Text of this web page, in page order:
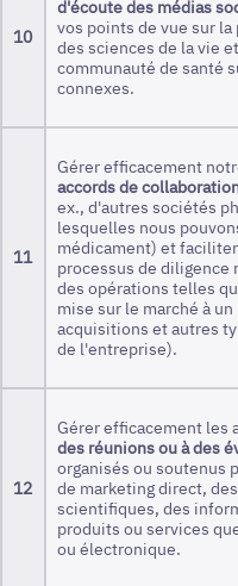
10
d'écoute des médias
vos points de vue sur
des sciences de la vie
communauté de santé
connexes.
11
Gérer efficacement
accords de
ex., d'autres sociétés
lesquelles nous
médicament) et
processus de diligence
des opérations telles
mise sur le marché à
acquisitions et autres
de l'entreprise).
12
Gérer efficacement les
des réunions ou à des
organisés ou soutenus
de marketing direct,
scientifiques, des
produits ou services
ou électronique.